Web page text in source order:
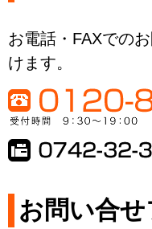
お電話・FAXでの
けます。
お問い合